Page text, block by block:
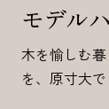
モデル
木を愉しむ
を、原寸大